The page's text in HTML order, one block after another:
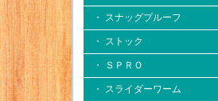
・ スナッグプルーフ
・ ストック
・ ＳＰＲＯ
・ スライダーワーム